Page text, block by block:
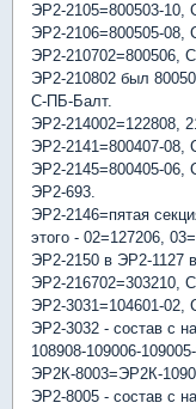
ЭР2-2105=800503-10,
ЭР2-2106=800505-08,
ЭР2-210702=800506,
ЭР2-210802 был
С-ПБ-Балт.
ЭР2-214002=122808,
ЭР2-2141=800407-08,
ЭР2-2145=800405-06,
ЭР2-693.
ЭР2-2146=пятая
этого - 02=127206,
ЭР2-2150 в ЭР2-1127
ЭР2-216702=303210,
ЭР2-3031=104601-02,
ЭР2-3032 - состав с
108908-109006-
ЭР2К-8003=ЭР2К-
ЭР2-8005 - состав с